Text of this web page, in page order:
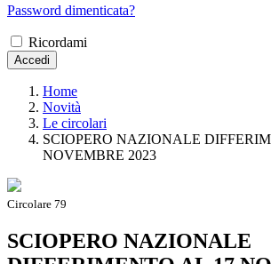
Password dimenticata?
Ricordami
Accedi
Home
Novità
Le circolari
SCIOPERO NAZIONALE
NOVEMBRE 2023
Circolare 79
SCIOPERO NAZIONALE